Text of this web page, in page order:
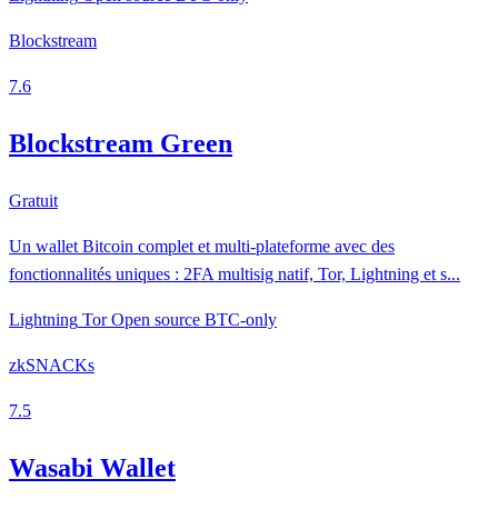
Blockstream
7.6
Blockstream Green
Gratuit
Un wallet Bitcoin complet et multi-plateforme avec des
fonctionnalités uniques : 2FA multisig natif, Tor, Lightning et s...
Lightning Tor Open source BTC-only
zkSNACKs
7.5
Wasabi Wallet